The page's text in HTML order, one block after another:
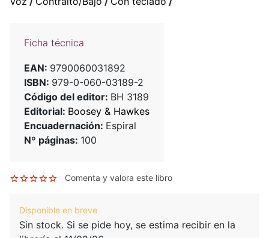
Ficha técnica
EAN: 9790060031892
ISBN: 979-0-060-03189-2
Código del editor: BH 3189
Editorial: Boosey & Hawkes
Encuadernación: Espiral
Nº páginas: 100
Comenta y valora este libro
Disponible en breve
Sin stock. Si se pide hoy, se estima recibir en la